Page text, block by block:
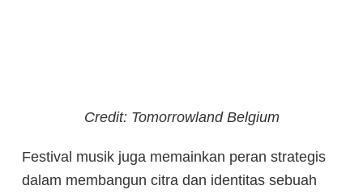
Credit: Tomorrowland Belgium
Festival musik juga memainkan peran strategis
dalam membangun citra dan identitas sebuah